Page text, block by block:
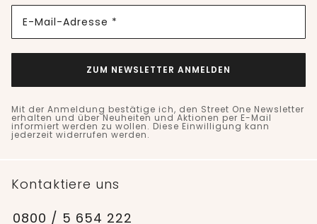
E-Mail-Adresse *
ZUM NEWSLETTER ANMELDEN
Mit der Anmeldung bestätige ich, den Street One Newsletter
erhalten und über Neuheiten und Aktionen per E-Mail
informiert werden zu wollen. Diese Einwilligung kann
jederzeit widerrufen werden.
Kontaktiere uns
0800 / 5 654 222